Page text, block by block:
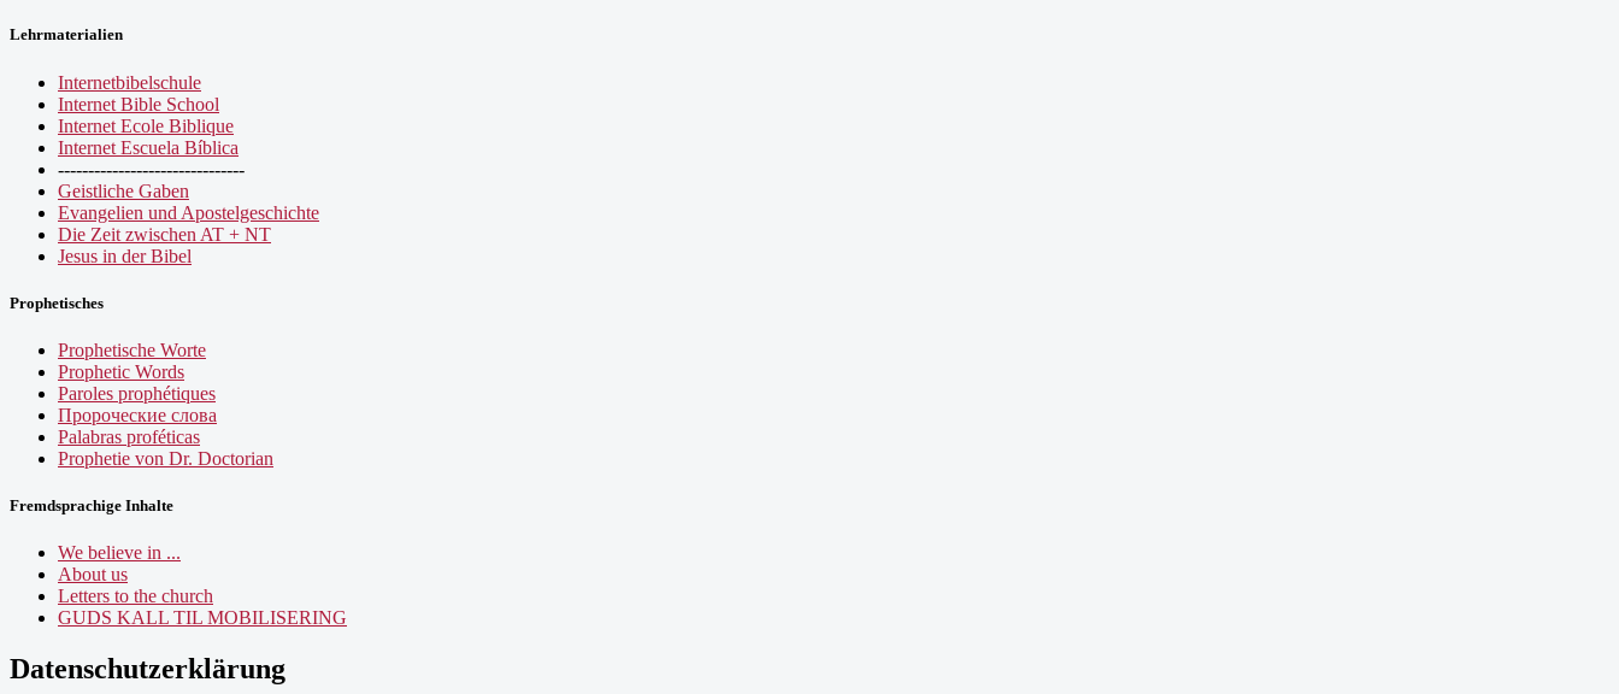
Lehrmaterialien
Internetbibelschule
Internet Bible School
Internet Ecole Biblique
Internet Escuela Bíblica
-------------------------------
Geistliche Gaben
Evangelien und Apostelgeschichte
Die Zeit zwischen AT + NT
Jesus in der Bibel
Prophetisches
Prophetische Worte
Prophetic Words
Paroles prophétiques
Пророческие слова
Palabras proféticas
Prophetie von Dr. Doctorian
Fremdsprachige Inhalte
We believe in ...
About us
Letters to the church
GUDS KALL TIL MOBILISERING
Datenschutzerklärung